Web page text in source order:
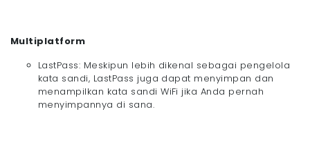
Multiplatform
LastPass: Meskipun lebih dikenal sebagai pengelola
kata sandi, LastPass juga dapat menyimpan dan
menampilkan kata sandi WiFi jika Anda pernah
menyimpannya di sana.